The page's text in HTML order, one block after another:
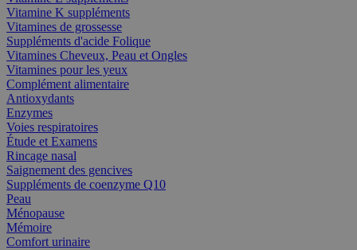
Vitamine K suppléments
Vitamines de grossesse
Suppléments d'acide Folique
Vitamines Cheveux, Peau et Ongles
Vitamines pour les yeux
Complément alimentaire
Antioxydants
Enzymes
Voies respiratoires
Étude et Examens
Rincage nasal
Saignement des gencives
Suppléments de coenzyme Q10
Peau
Ménopause
Mémoire
Comfort urinaire